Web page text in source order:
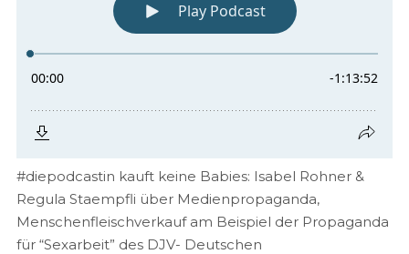
#diepodcastin kauft keine Babies: Isabel Rohner &
Regula Staempfli über Medienpropaganda,
Menschenfleischverkauf am Beispiel der Propaganda
für “Sexarbeit” des DJV- Deutschen